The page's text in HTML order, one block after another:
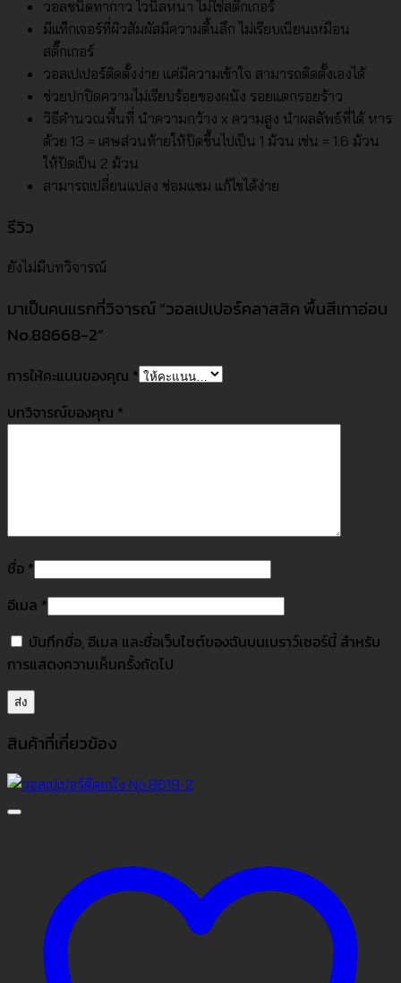
วอลชนิดทากาว ไวนิลหนา ไม่ใช่สติ๊กเกอร์
มีแท็กเจอร์ที่ผิวสัมผัสมีความตื้นลึก ไม่เรียบเนียนเหมือน
สติ๊กเกอร์
วอลเปเปอร์ติดตั้งง่าย แค่มีความเข้าใจ สามารถติดตั้งเองได้
ช่วยปกปิดความไม่เรียบร้อยของผนัง รอยแตกรอยร้าว
วิธีคำนวณพื้นที่ นำความกว้าง x ความสูง นำผลลัพธ์ที่ได้ หาร
ด้วย 13 = เศษส่วนท้ายให้ปัดขึ้นไปเป็น 1 ม้วน เช่น = 1.6 ม้วน
ให้ปัดเป็น 2 ม้วน
สามารถเปลี่ยนแปลง ซ่อมแซม แก้ไขได้ง่าย
รีวิว
ยังไม่มีบทวิจารณ์
มาเป็นคนแรกที่วิจารณ์ “วอลเปเปอร์คลาสสิค พื้นสีเทาอ่อน
No.88668-2”
การให้คะแนนของคุณ *
บทวิจารณ์ของคุณ *
ชื่อ *
อีเมล *
บันทึกชื่อ, อีเมล และชื่อเว็บไซต์ของฉันบนเบราว์เซอร์นี้ สำหรับ
การแสดงความเห็นครั้งถัดไป
สินค้าที่เกี่ยวข้อง